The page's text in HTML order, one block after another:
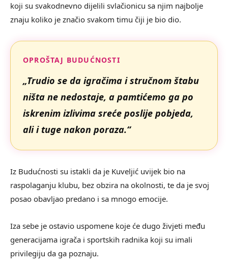
koji su svakodnevno dijelili svlačionicu sa njim najbolje
znaju koliko je značio svakom timu čiji je bio dio.
OPROŠTAJ BUDUĆNOSTI
„Trudio se da igračima i stručnom štabu
ništa ne nedostaje, a pamtićemo ga po
iskrenim izlivima sreće poslije pobjeda,
ali i tuge nakon poraza.“
Iz Budućnosti su istakli da je Kuveljić uvijek bio na
raspolaganju klubu, bez obzira na okolnosti, te da je svoj
posao obavljao predano i sa mnogo emocije.
Iza sebe je ostavio uspomene koje će dugo živjeti među
generacijama igrača i sportskih radnika koji su imali
privilegiju da ga poznaju.